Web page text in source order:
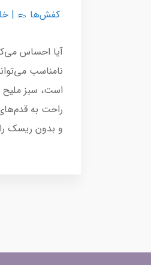
کفش‌ها 👞 |
آیا احساس
نامناسب
است، سبز
و بدون ریسک